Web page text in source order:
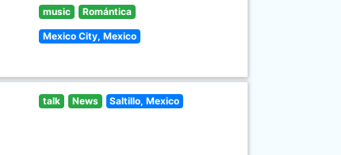
music Romántica
Mexico City, Mexico
talk News Saltillo, Mexico